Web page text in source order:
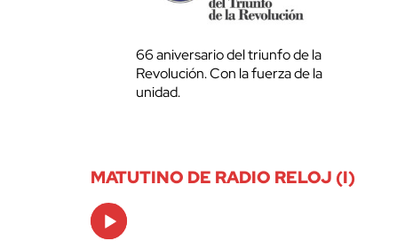
66 aniversario del triunfo de la
Revolución. Con la fuerza de la
unidad.
MATUTINO DE RADIO RELOJ (I)
Audio
Player